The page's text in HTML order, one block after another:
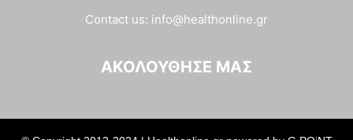
Contact us: info@healthonline.gr
ΑΚΟΛΟΎΘΗΣΈ ΜΑΣ